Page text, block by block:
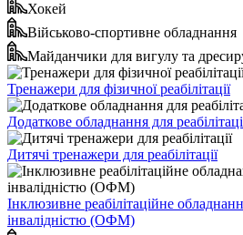
Хокей
Військово-спортивне обладнання
Майданчики для вигулу та
Тренажери для фізичної реабілітації
Додаткове обладнання для
Дитячі тренажери для реабілітації
Інклюзивне реабілітаційне
інвалідністю (ОФМ)